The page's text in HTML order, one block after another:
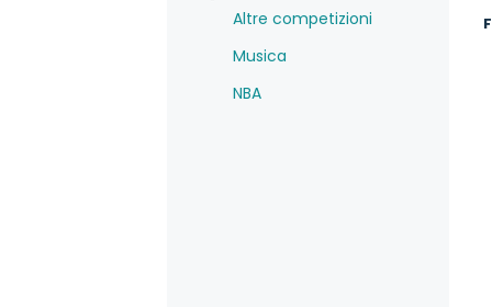
Altre competizioni
Musica
NBA